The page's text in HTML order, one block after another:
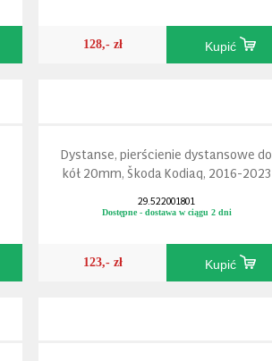
128,- zł Kupić
Dystanse, pierścienie dystansowe do
kół 20mm, Škoda Kodiaq, 2016-2023
29.522001801
Dostępne - dostawa w ciągu 2 dni
123,- zł Kupić